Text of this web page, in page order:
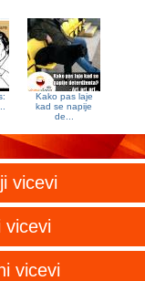
Kako pas laje
kad se napije
de...
vicevi
vicevi
vicevi